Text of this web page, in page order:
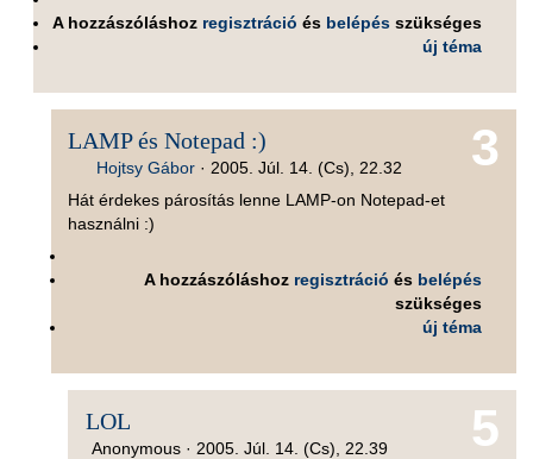
A hozzászóláshoz regisztráció és belépés szükséges
új téma
3
LAMP és Notepad :)
Hojtsy Gábor· 2005. Júl. 14. (Cs), 22.32
Hát érdekes párosítás lenne LAMP-on Notepad-et
használni :)
A hozzászóláshoz regisztráció és belépés
szükséges
új téma
5
LOL
Anonymous · 2005. Júl. 14. (Cs), 22.39